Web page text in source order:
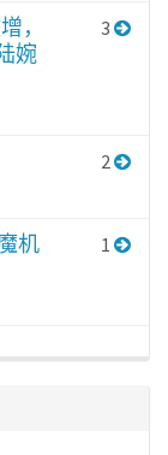
，
婉
3
2
机
1